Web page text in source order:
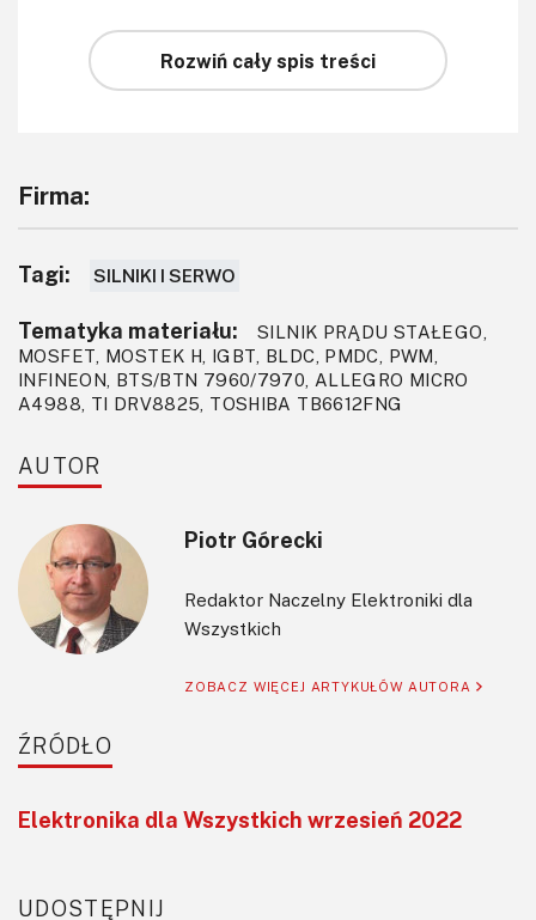
Rozwiń cały spis treści
Firma:
Tagi: SILNIKI I SERWO
Tematyka materiału:
SILNIK PRĄDU STAŁEGO,
MOSFET, MOSTEK H, IGBT, BLDC, PMDC, PWM,
INFINEON, BTS/BTN 7960/7970, ALLEGRO MICRO
A4988, TI DRV8825, TOSHIBA TB6612FNG
AUTOR
Piotr Górecki
Redaktor Naczelny Elektroniki dla
Wszystkich
ZOBACZ WIĘCEJ ARTYKUŁÓW AUTORA
ŹRÓDŁO
Elektronika dla Wszystkich wrzesień 2022
UDOSTĘPNIJ